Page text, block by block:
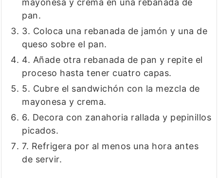
mayonesa y crema en una rebanada de
pan.
3. Coloca una rebanada de jamón y una de
queso sobre el pan.
4. Añade otra rebanada de pan y repite el
proceso hasta tener cuatro capas.
5. Cubre el sandwichón con la mezcla de
mayonesa y crema.
6. Decora con zanahoria rallada y pepinillos
picados.
7. Refrigera por al menos una hora antes
de servir.